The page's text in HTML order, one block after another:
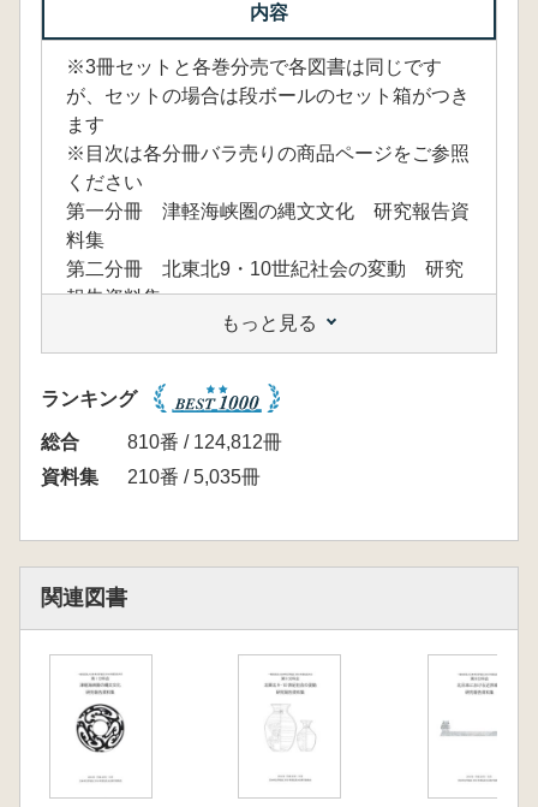
内容
※3冊セットと各巻分売で各図書は同じです
が、セットの場合は段ボールのセット箱がつき
ます
※目次は各分冊バラ売りの商品ページをご参照
ください
第一分冊 津軽海峡圏の縄文文化 研究報告資
料集
第二分冊 北東北9・10世紀社会の変動 研究
報告資料集
第三分冊 北日本における近世城郭 研究報告
資料集
もっと見る
ランキング
総合
810番 / 124,812冊
資料集
210番 / 5,035冊
関連図書